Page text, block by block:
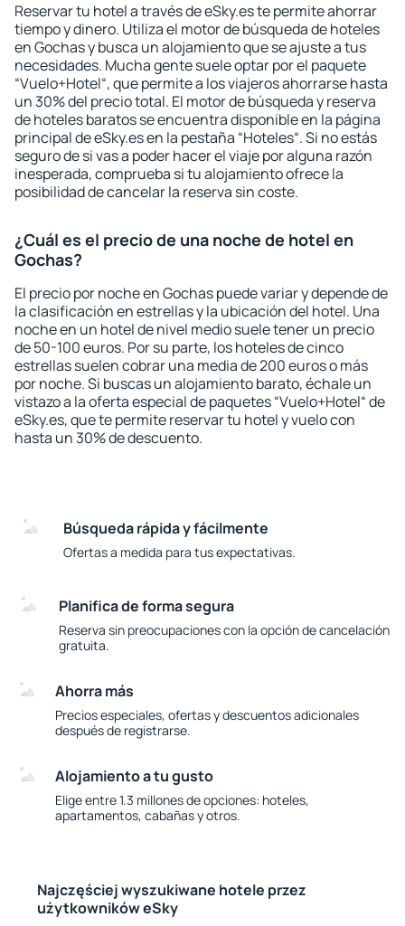
Reservar tu hotel a través de eSky.es te permite ahorrar
tiempo y dinero. Utiliza el motor de búsqueda de hoteles
en Gochas y busca un alojamiento que se ajuste a tus
necesidades. Mucha gente suele optar por el paquete
“Vuelo+Hotel“, que permite a los viajeros ahorrarse hasta
un 30% del precio total. El motor de búsqueda y reserva
de hoteles baratos se encuentra disponible en la página
principal de eSky.es en la pestaña “Hoteles“. Si no estás
seguro de si vas a poder hacer el viaje por alguna razón
inesperada, comprueba si tu alojamiento ofrece la
posibilidad de cancelar la reserva sin coste.
¿Cuál es el precio de una noche de hotel en
Gochas?
El precio por noche en Gochas puede variar y depende de
la clasificación en estrellas y la ubicación del hotel. Una
noche en un hotel de nivel medio suele tener un precio
de 50-100 euros. Por su parte, los hoteles de cinco
estrellas suelen cobrar una media de 200 euros o más
por noche. Si buscas un alojamiento barato, échale un
vistazo a la oferta especial de paquetes “Vuelo+Hotel“ de
eSky.es, que te permite reservar tu hotel y vuelo con
hasta un 30% de descuento.
Búsqueda rápida y fácilmente
Ofertas a medida para tus expectativas.
Planifica de forma segura
Reserva sin preocupaciones con la opción de cancelación
gratuita.
Ahorra más
Precios especiales, ofertas y descuentos adicionales
después de registrarse.
Alojamiento a tu gusto
Elige entre 1.3 millones de opciones: hoteles,
apartamentos, cabañas y otros.
Najczęściej wyszukiwane hotele przez
użytkowników eSky